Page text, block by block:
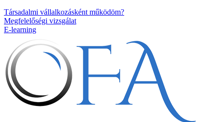
Társadalmi vállalkozásként működöm?
Megfelelőségi vizsgálat
E-learning